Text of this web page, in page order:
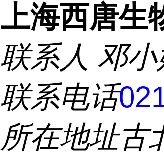
上海西唐生
联系人 邓
联系电话
所在地址古